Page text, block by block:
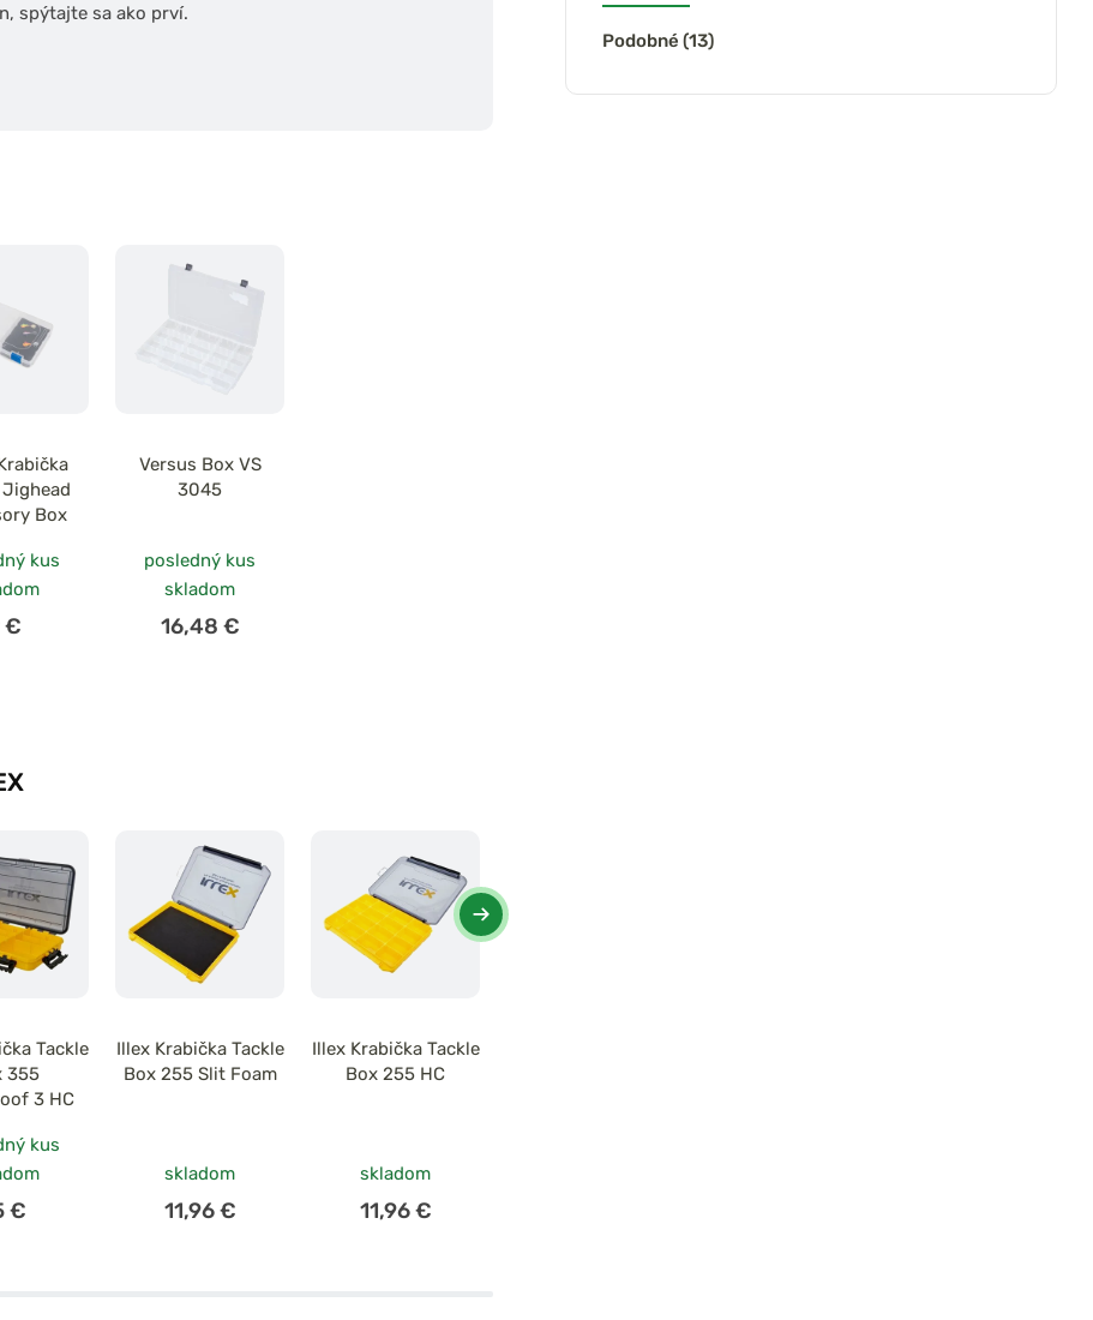
spýtajte sa ako prví.
Box
kus
€
Versus Box VS
3045
posledný kus
skladom
16,48 €
Tackle
355
3 HC
kus
€
Illex Krabička Tackle
Box 255 Slit Foam
skladom
11,96 €
Illex Krabička Tackle
Box 255 HC
skladom
11,96 €
Podobné (13)